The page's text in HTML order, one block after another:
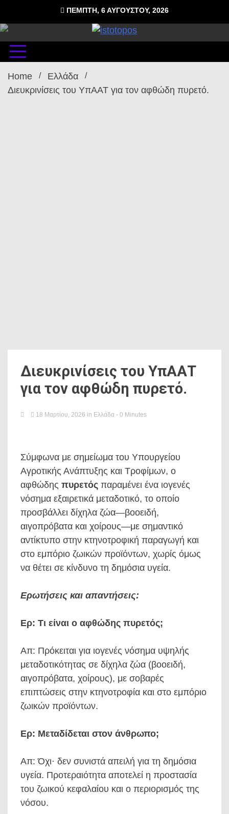
content
ΠΈΜΠΤΗ, 6 ΑΥΓΟΎΣΤΟΥ, 2026
δωρεάν φιλοξενία ιστοσελίδων , ειδήσεις
Home
Ελλάδα
Διευκρινίσεις του ΥπΑΑΤ για τον αφθώδη πυρετό.
Διευκρινίσεις του ΥπΑΑΤ
για τον αφθώδη πυρετό.
18 Μαρτίου, 2026 in Ελλάδα - 0 Minutes
Σύμφωνα με σημείωμα του Υπουργείου
Αγροτικής Ανάπτυξης και Τροφίμων, ο
αφθώδης πυρετός παραμένει ένα ιογενές
νόσημα εξαιρετικά μεταδοτικό, το οποίο
προσβάλλει δίχηλα ζώα—βοοειδή,
αιγοπρόβατα και χοίρους—με σημαντικό
αντίκτυπο στην κτηνοτροφική παραγωγή και
στο εμπόριο ζωικών προϊόντων, χωρίς όμως
να θέτει σε κίνδυνο τη δημόσια υγεία.
Ερωτήσεις και απαντήσεις:
Ερ: Τι είναι ο αφθώδης πυρετός;
Απ: Πρόκειται για ιογενές νόσημα υψηλής
μεταδοτικότητας σε δίχηλα ζώα (βοοειδή,
αιγοπρόβατα, χοίρους), με σοβαρές
επιπτώσεις στην κτηνοτροφία και στο εμπόριο
ζωικών προϊόντων.
Ερ: Μεταδίδεται στον άνθρωπο;
Απ: Όχι· δεν συνιστά απειλή για τη δημόσια
υγεία. Προτεραιότητα αποτελεί η προστασία
του ζωικού κεφαλαίου και ο περιορισμός της
νόσου.